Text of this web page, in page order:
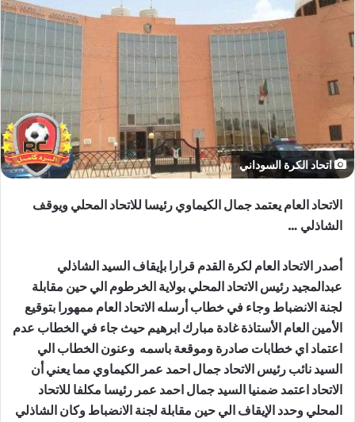
اتحاد الكرة السوداني
الاتحاد العام يعتمد جمال الكيماوي رئيسا للاتحاد المحلي ويوقف
الشاذلي …
أصدر الاتحاد العام لكرة القدم قرارا بإيقاف السيد الشاذلي
عبدالمجيد رئيس الاتحاد المحلي بولاية الخرطوم الي حين مقابلة
لجنة الانضباط وجاء في خطاب أرسله الاتحاد العام ممهورا بتوقيع
الأمين العام الأستاذة غادة مبارك ابرهيم حيث جاء في الخطاب عدم
اعتماد اي خطابات صادرة وموقعة باسمه وعنون الخطاب الي
السيد نائب رئيس الاتحاد جمال احمد عمر الكيماوي مما يعني أن
الاتحاد اعتمد ضمنيا السيد جمال احمد عمر رئيسا مكلفا للاتحاد
المحلي وحدد الإيقاف الي حين مقابلة لجنة الانضباط وكان الشاذلي